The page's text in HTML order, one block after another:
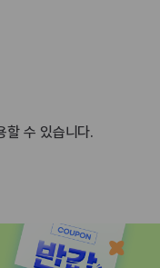
할 수 있습니다.